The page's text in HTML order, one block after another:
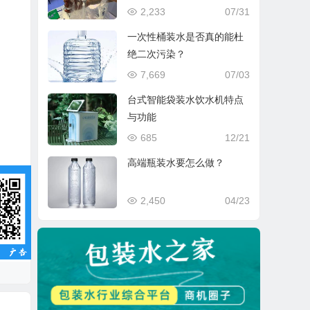
07/31
2,233
一次性桶装水是否真的能杜
绝二次污染？
07/03
7,669
台式智能袋装水饮水机特点
与功能
12/21
685
高端瓶装水要怎么做？
04/23
2,450